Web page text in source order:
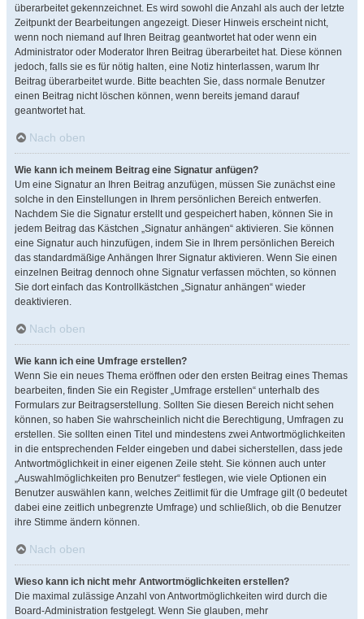
überarbeitet gekennzeichnet. Es wird sowohl die Anzahl als auch der letzte
Zeitpunkt der Bearbeitungen angezeigt. Dieser Hinweis erscheint nicht,
wenn noch niemand auf Ihren Beitrag geantwortet hat oder wenn ein
Administrator oder Moderator Ihren Beitrag überarbeitet hat. Diese können
jedoch, falls sie es für nötig halten, eine Notiz hinterlassen, warum Ihr
Beitrag überarbeitet wurde. Bitte beachten Sie, dass normale Benutzer
einen Beitrag nicht löschen können, wenn bereits jemand darauf
geantwortet hat.
Nach oben
Wie kann ich meinem Beitrag eine Signatur anfügen?
Um eine Signatur an Ihren Beitrag anzufügen, müssen Sie zunächst eine
solche in den Einstellungen in Ihrem persönlichen Bereich entwerfen.
Nachdem Sie die Signatur erstellt und gespeichert haben, können Sie in
jedem Beitrag das Kästchen „Signatur anhängen“ aktivieren. Sie können
eine Signatur auch hinzufügen, indem Sie in Ihrem persönlichen Bereich
das standardmäßige Anhängen Ihrer Signatur aktivieren. Wenn Sie einen
einzelnen Beitrag dennoch ohne Signatur verfassen möchten, so können
Sie dort einfach das Kontrollkästchen „Signatur anhängen“ wieder
deaktivieren.
Nach oben
Wie kann ich eine Umfrage erstellen?
Wenn Sie ein neues Thema eröffnen oder den ersten Beitrag eines Themas
bearbeiten, finden Sie ein Register „Umfrage erstellen“ unterhalb des
Formulars zur Beitragserstellung. Sollten Sie diesen Bereich nicht sehen
können, so haben Sie wahrscheinlich nicht die Berechtigung, Umfragen zu
erstellen. Sie sollten einen Titel und mindestens zwei Antwortmöglichkeiten
in die entsprechenden Felder eingeben und dabei sicherstellen, dass jede
Antwortmöglichkeit in einer eigenen Zeile steht. Sie können auch unter
„Auswahlmöglichkeiten pro Benutzer“ festlegen, wie viele Optionen ein
Benutzer auswählen kann, welches Zeitlimit für die Umfrage gilt (0 bedeutet
dabei eine zeitlich unbegrenzte Umfrage) und schließlich, ob die Benutzer
ihre Stimme ändern können.
Nach oben
Wieso kann ich nicht mehr Antwortmöglichkeiten erstellen?
Die maximal zulässige Anzahl von Antwortmöglichkeiten wird durch die
Board-Administration festgelegt. Wenn Sie glauben, mehr